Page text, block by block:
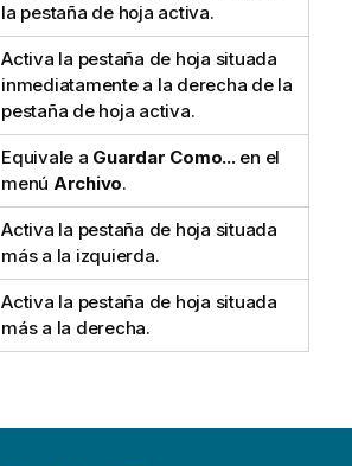
la pestaña de hoja activa.
Activa la pestaña de hoja situada
inmediatamente a la derecha de la
pestaña de hoja activa.
Equivale a Guardar Como... en el
menú Archivo.
Activa la pestaña de hoja situada
más a la izquierda.
Activa la pestaña de hoja situada
más a la derecha.